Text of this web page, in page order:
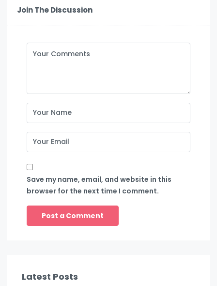
Join The Discussion
Save my name, email, and website in this
browser for the next time I comment.
Latest Posts